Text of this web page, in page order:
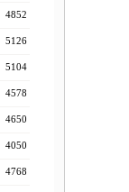
4852
5126
5104
4578
4650
4050
4768